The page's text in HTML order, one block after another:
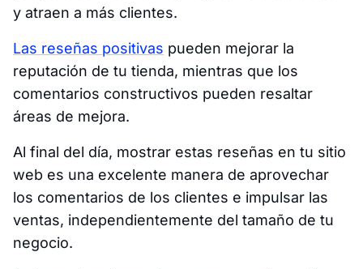
y atraen a más clientes.
Las reseñas positivas pueden mejorar la
reputación de tu tienda, mientras que los
comentarios constructivos pueden resaltar
áreas de mejora.
Al final del día, mostrar estas reseñas en tu sitio
web es una excelente manera de aprovechar
los comentarios de los clientes e impulsar las
ventas, independientemente del tamaño de tu
negocio.